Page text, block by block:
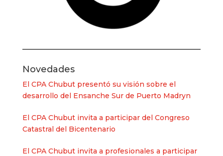
Novedades
El CPA Chubut presentó su visión sobre el
desarrollo del Ensanche Sur de Puerto Madryn
El CPA Chubut invita a participar del Congreso
Catastral del Bicentenario
El CPA Chubut invita a profesionales a participar